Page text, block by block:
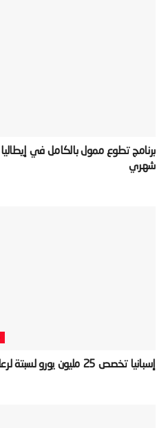
شهري‬
‫إسبانيا تخصص 25 مليون يورو لسبتة لرعاية القاصرين المهاجرين‬